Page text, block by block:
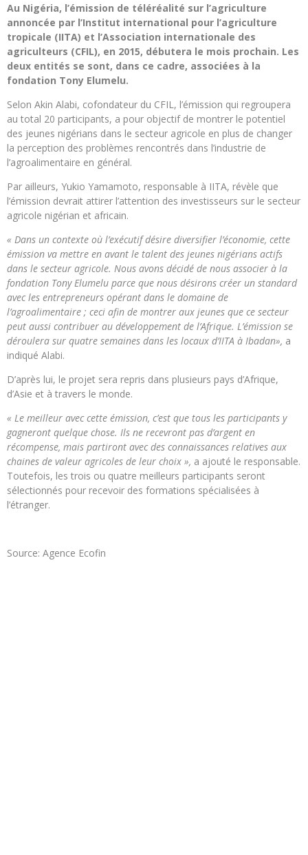
Au Nigéria, l’émission de téléréalité sur l’agriculture
annoncée par l’Institut international pour l’agriculture
tropicale (IITA) et l’Association internationale des
agriculteurs (CFIL), en 2015, débutera le mois prochain. Les
deux entités se sont, dans ce cadre, associées à la
fondation Tony Elumelu.
Selon Akin Alabi, cofondateur du CFIL, l’émission qui regroupera
au total 20 participants, a pour objectif de montrer le potentiel
des jeunes nigérians dans le secteur agricole en plus de changer
la perception des problèmes rencontrés dans l’industrie de
l’agroalimentaire en général.
Par ailleurs, Yukio Yamamoto, responsable à IITA, révèle que
l’émission devrait attirer l’attention des investisseurs sur le secteur
agricole nigérian et africain.
« Dans un contexte où l’exécutif désire diversifier l’économie, cette
émission va mettre en avant le talent des jeunes nigérians actifs
dans le secteur agricole. Nous avons décidé de nous associer à la
fondation Tony Elumelu parce que nous désirons créer un standard
avec les entrepreneurs opérant dans le domaine de
l’agroalimentaire ; ceci afin de montrer aux jeunes que ce secteur
peut aussi contribuer au développement de l’Afrique. L’émission se
déroulera sur quatre semaines dans les locaux d’IITA à Ibadan», a
indiqué Alabi.
D’après lui, le projet sera repris dans plusieurs pays d’Afrique,
d’Asie et à travers le monde.
« Le meilleur avec cette émission, c’est que tous les participants y
gagneront quelque chose. Ils ne recevront pas d’argent en
récompense, mais partiront avec des connaissances relatives aux
chaines de valeur agricoles de leur choix », a ajouté le responsable.
Toutefois, les trois ou quatre meilleurs participants seront
sélectionnés pour recevoir des formations spécialisées à
l’étranger.
Source: Agence Ecofin